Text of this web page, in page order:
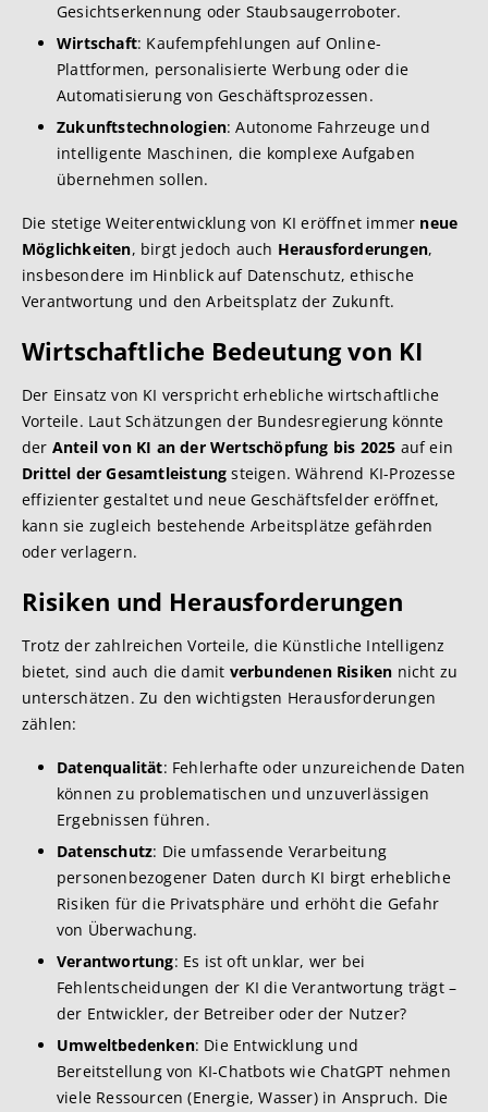
Gesichtserkennung oder Staubsaugerroboter.
Wirtschaft: Kaufempfehlungen auf Online-
Plattformen, personalisierte Werbung oder die
Automatisierung von Geschäftsprozessen.
Zukunftstechnologien: Autonome Fahrzeuge und
intelligente Maschinen, die komplexe Aufgaben
übernehmen sollen.
Die stetige Weiterentwicklung von KI eröffnet immer neue
Möglichkeiten, birgt jedoch auch Herausforderungen,
insbesondere im Hinblick auf Datenschutz, ethische
Verantwortung und den Arbeitsplatz der Zukunft.
Wirtschaftliche Bedeutung von KI
Der Einsatz von KI verspricht erhebliche wirtschaftliche
Vorteile. Laut Schätzungen der Bundesregierung könnte
der Anteil von KI an der Wertschöpfung bis 2025 auf ein
Drittel der Gesamtleistung steigen. Während KI-Prozesse
effizienter gestaltet und neue Geschäftsfelder eröffnet,
kann sie zugleich bestehende Arbeitsplätze gefährden
oder verlagern.
Risiken und Herausforderungen
Trotz der zahlreichen Vorteile, die Künstliche Intelligenz
bietet, sind auch die damit verbundenen Risiken nicht zu
unterschätzen. Zu den wichtigsten Herausforderungen
zählen:
Datenqualität: Fehlerhafte oder unzureichende Daten
können zu problematischen und unzuverlässigen
Ergebnissen führen.
Datenschutz: Die umfassende Verarbeitung
personenbezogener Daten durch KI birgt erhebliche
Risiken für die Privatsphäre und erhöht die Gefahr
von Überwachung.
Verantwortung: Es ist oft unklar, wer bei
Fehlentscheidungen der KI die Verantwortung trägt –
der Entwickler, der Betreiber oder der Nutzer?
Umweltbedenken: Die Entwicklung und
Bereitstellung von KI-Chatbots wie ChatGPT nehmen
viele Ressourcen (Energie, Wasser) in Anspruch. Die